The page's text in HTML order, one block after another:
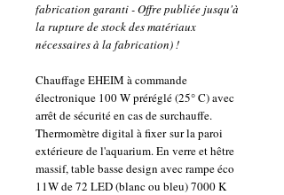
fabrication garanti - Offre publiée jusqu'à
la rupture de stock des matériaux
nécessaires à la fabrication) !
Chauffage EHEIM à commande
électronique 100 W préréglé (25° C) avec
arrêt de sécurité en cas de surchauffe.
Thermomètre digital à fixer sur la paroi
extérieure de l'aquarium. En verre et hêtre
massif, table basse design avec rampe éco
11W de 72 LED (blanc ou bleu) 7000 K